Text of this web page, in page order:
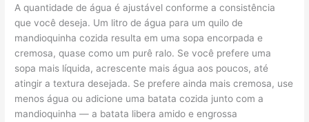
A quantidade de água é ajustável conforme a consistência
que você deseja. Um litro de água para um quilo de
mandioquinha cozida resulta em uma sopa encorpada e
cremosa, quase como um purê ralo. Se você prefere uma
sopa mais líquida, acrescente mais água aos poucos, até
atingir a textura desejada. Se prefere ainda mais cremosa, use
menos água ou adicione uma batata cozida junto com a
mandioquinha — a batata libera amido e engrossa